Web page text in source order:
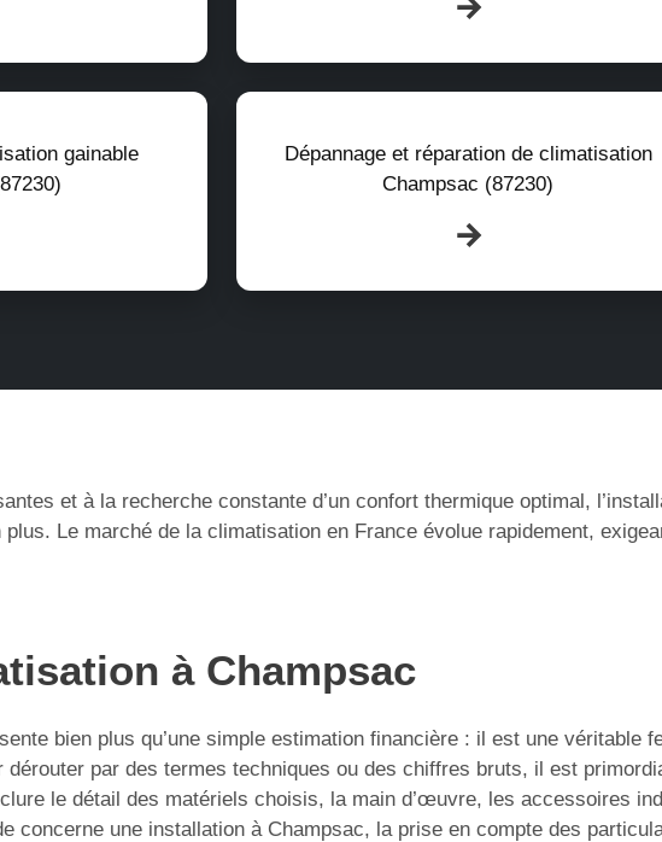
gainable
Dépannage et réparation de climatisation
Champsac (87230)
et à la recherche constante d’un confort thermique optimal,
plus. Le marché de la climatisation en France évolue rapidement,
à Champsac
bien plus qu’une simple estimation financière : il est une véritable
par des termes techniques ou des chiffres bruts, il est
le détail des matériels choisis, la main d’œuvre, les accessoires
concerne une installation à Champsac, la prise en compte des